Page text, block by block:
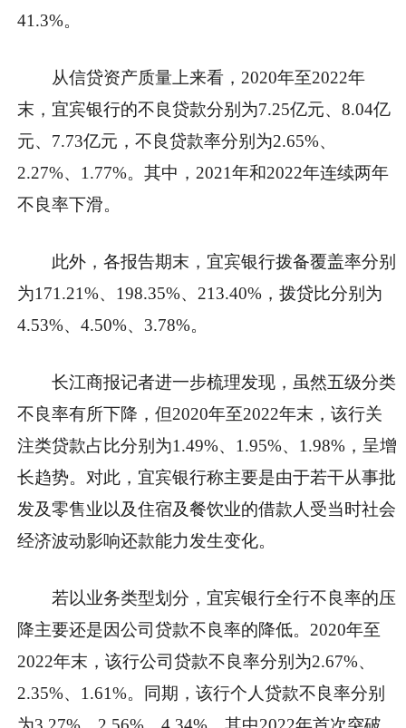
41.3%。
从信贷资产质量上来看，2020年至2022年
末，宜宾银行的不良贷款分别为7.25亿元、8.04亿
元、7.73亿元，不良贷款率分别为2.65%、
2.27%、1.77%。其中，2021年和2022年连续两年
不良率下滑。
此外，各报告期末，宜宾银行拨备覆盖率分别
为171.21%、198.35%、213.40%，拨贷比分别为
4.53%、4.50%、3.78%。
长江商报记者进一步梳理发现，虽然五级分类
不良率有所下降，但2020年至2022年末，该行关
注类贷款占比分别为1.49%、1.95%、1.98%，呈增
长趋势。对此，宜宾银行称主要是由于若干从事批
发及零售业以及住宿及餐饮业的借款人受当时社会
经济波动影响还款能力发生变化。
若以业务类型划分，宜宾银行全行不良率的压
降主要还是因公司贷款不良率的降低。2020年至
2022年末，该行公司贷款不良率分别为2.67%、
2.35%、1.61%。同期，该行个人贷款不良率分别